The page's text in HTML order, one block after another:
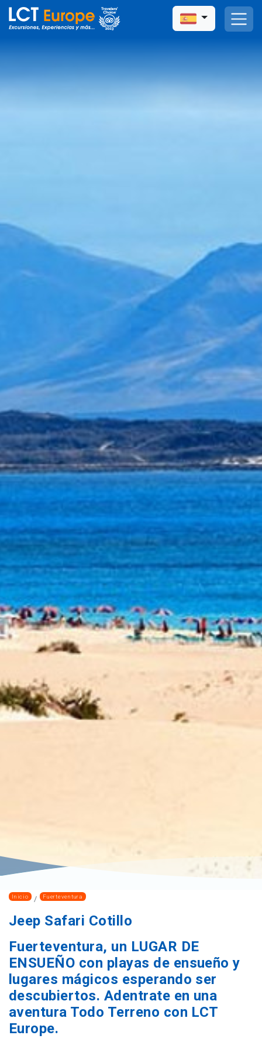
Inicio Fuerteventura
Jeep Safari Cotillo
Fuerteventura, un LUGAR DE
ENSUEÑO con playas de ensueño y
lugares mágicos esperando ser
descubiertos. Adentrate en una
aventura Todo Terreno con LCT
Europe.